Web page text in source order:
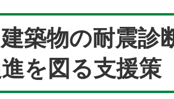
築物の耐震診
を図る支援策